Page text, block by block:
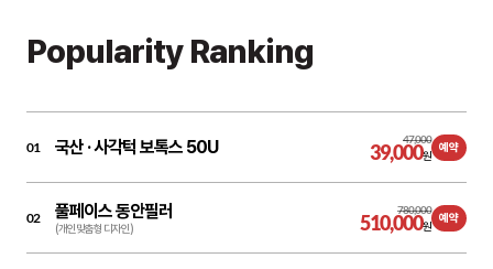
Popularity Ranking
01 국산 ·사각턱 보톡스 50U 47,000
39,000원
예약
02 풀페이스 동안필러
(개인맞춤형 디자인)
780,000
510,000원
예약